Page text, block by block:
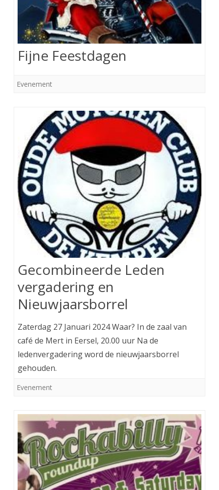
Fijne Feestdagen
Evenement
Gecombineerde Leden
vergadering en
Nieuwjaarsborrel
Zaterdag 27 Januari 2024 Waar? In de zaal van
café de Mert in Eersel, 20.00 uur Na de
ledenvergadering word de nieuwjaarsborrel
gehouden.
Evenement